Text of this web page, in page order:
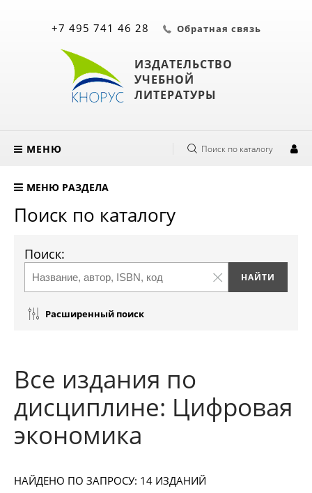
ИЗДАТЕЛЬСТВО
УЧЕБНОЙ
ЛИТЕРАТУРЫ
+7 495 741 46 28 Обратная связь
МЕНЮ Поиск по каталогу
МЕНЮ РАЗДЕЛА
Поиск по каталогу
Поиск:
Расширенный поиск
Все издания по
дисциплине: Цифровая
экономика
НАЙДЕНО ПО ЗАПРОСУ: 14 ИЗДАНИЙ